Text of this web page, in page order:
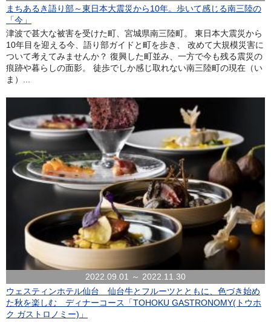
まちあるき語り部～東日本大震災から10年。歩いて感じる南三陸の
「今」
津波で甚大な被害を受けた町、宮城県南三陸町。 東日本大震災から
10年目を迎える今、語り部ガイドと町を歩き、 改めて大規模災害に
ついて考えてみませんか？ 復興した町並み、一方で今も残る震災の
痕跡や暮らしの面影。 徒歩でしか感じ取れない南三陸町の現在（い
ま）...
2022.09.01 ～ 2022.11.30
ウェスティンホテル仙台 仙台牛とフルーツとともに、色づき始め
た秋を楽しむ ディナーコース「TOHOKU GASTRONOMY(トウホ
ク ガストロノミー)」